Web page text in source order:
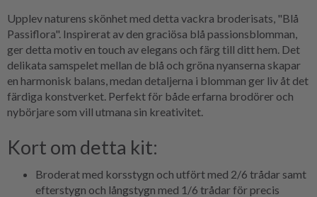
Upplev naturens skönhet med detta vackra broderisats, "Blå
Passiflora". Inspirerat av den graciösa blå passionsblomman,
ger detta motiv en touch av elegans och färg till ditt hem. Det
delikata samspelet mellan de blå och gröna nyanserna skapar
en harmonisk balans, medan detaljerna i blomman ger liv åt det
färdiga konstverket. Perfekt för både erfarna brodörer och
nybörjare som vill utmana sin kreativitet.
Kort om detta kit:
Broderat med korsstygn och utfört med 2/6 trådar samt
efterstygn och långstygn med 1/6 trådar för precis